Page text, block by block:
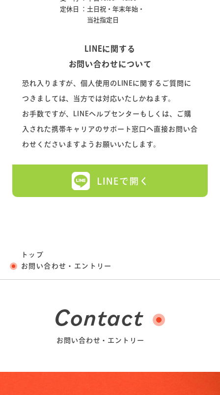
定休日 ：土日祝・年末年始・
当社指定日
LINEに関する
お問い合わせについて
恐れ入りますが、個人使用のLINEに関するご質問に
つきましては、当方では対応いたしかねます。
お手数ですが、LINEヘルプセンターもしくは、ご購
入された携帯キャリアのサポート窓口へ直接お問い合
わせくださいますようお願いいたします。
トップ
お問い合わせ・エントリー
Contact
お問い合わせ・エントリー